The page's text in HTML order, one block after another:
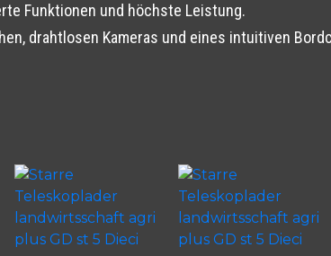
Funktionen und höchste Leistung.
drahtlosen Kameras und eines intuitiven